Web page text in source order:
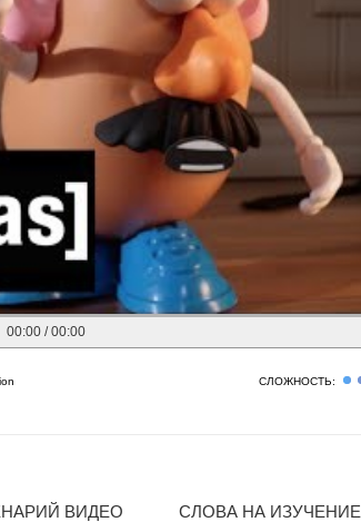
00:00 /00:00
СЛОЖНОСТЬ:
ВИДЕО СЛОВА НА ИЗУЧЕНИЕ